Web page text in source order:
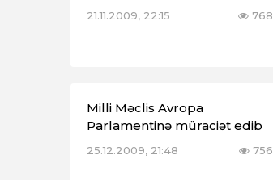
21.11.2009, 22:15 768
Milli Məclis Avropa
Parlamentinə müraciət edib
25.12.2009, 21:48 756